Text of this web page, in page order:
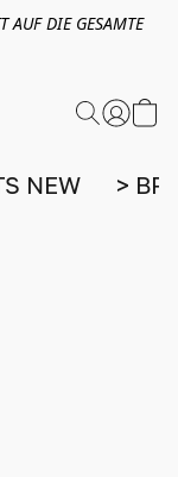
AUF DIE GESAMTE
NEW >